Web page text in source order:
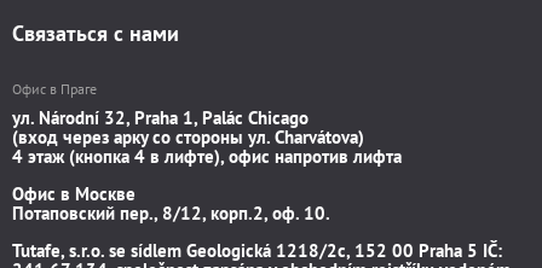
Связаться с нами
Офис в Праге
ул. Národní 32, Praha 1, Palác Chicago
(вход через арку со стороны ул. Charvátova)
4 этаж (кнопка 4 в лифте), офис напротив лифта
Офис в Москве
Потаповский пер., 8/12, корп.2, оф. 10.
Tutafe, s.r.o. se sídlem Geologická 1218/2c, 152 00 Praha 5 IČ: